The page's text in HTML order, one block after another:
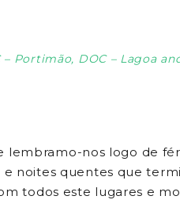
Portimão, DOC – Lagoa
nos logo de
e noites quentes que
todos este lugares e